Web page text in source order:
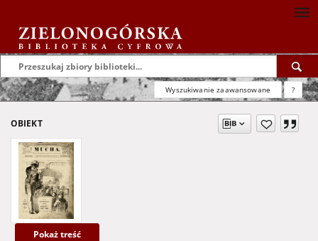
Wyszukiwanie zaawansowane ?
OBIEKT
Pokaż treść